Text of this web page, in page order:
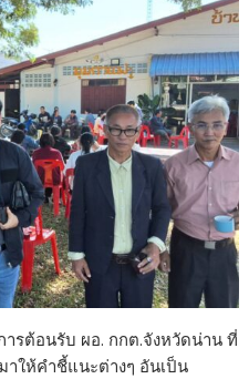
รต้อนรับ ผอ. กกต.จังหวัดน่าน ที่
าให้คำชี้แนะต่างๆ อันเป็น